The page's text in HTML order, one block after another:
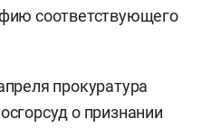
соответствующего
прокуратура
о признании